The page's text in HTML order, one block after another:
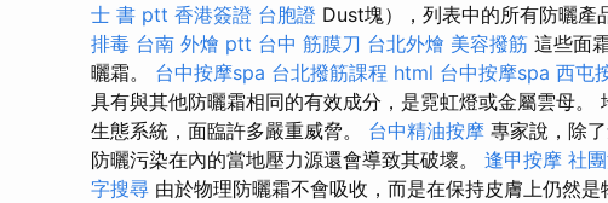
士 書 ptt 香港簽證 台胞證 Dust塊），列表中的所有防曬產
排毒 台南 外燴 ptt 台中 筋膜刀 台北外燴 美容撥筋 這些面
曬霜。 台中按摩spa 台北撥筋課程 html 台中按摩spa 西屯
具有與其他防曬霜相同的有效成分，是霓虹燈或金屬雲母。
生態系統，面臨許多嚴重威脅。 台中精油按摩 專家說，除
防曬污染在內的當地壓力源還會導致其破壞。 逢甲按摩 社
字搜尋 由於物理防曬霜不會吸收，而是在保持皮膚上仍然